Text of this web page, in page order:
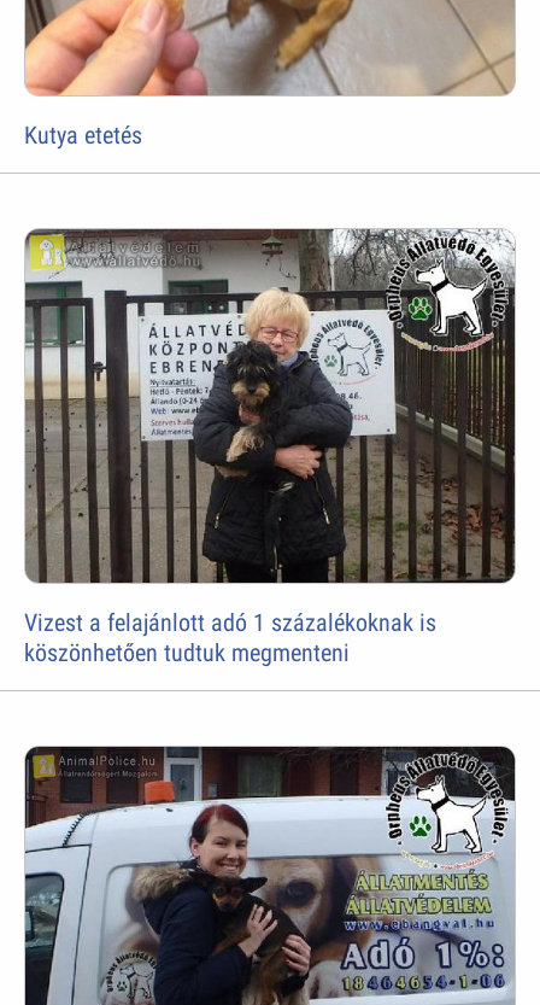
Kutya etetés
Vizest a felajánlott adó 1 százalékoknak is
köszönhetően tudtuk megmenteni